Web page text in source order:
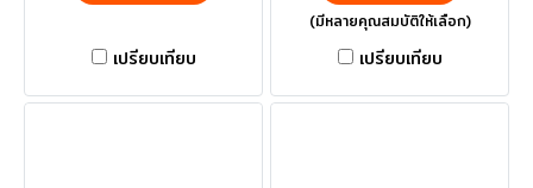
เปรียบเทียบ
(มีหลายคุณสมบัติให้เลือก)
เปรียบเทียบ